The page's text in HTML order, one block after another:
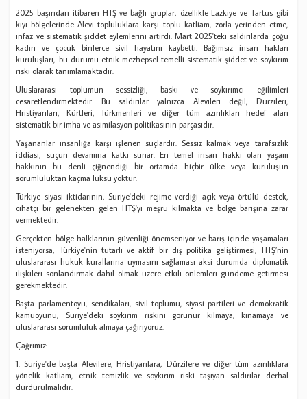
2025 başından itibaren HTŞ ve bağlı gruplar, özellikle Lazkiye ve Tartus gibi
kıyı bölgelerinde Alevi topluluklara karşı toplu katliam, zorla yerinden etme,
infaz ve sistematik şiddet eylemlerini artırdı. Mart 2025'teki saldırılarda çoğu
kadın ve çocuk binlerce sivil hayatını kaybetti. Bağımsız insan hakları
kuruluşları, bu durumu etnik-mezhepsel temelli sistematik şiddet ve soykırım
riski olarak tanımlamaktadır.
Uluslararası toplumun sessizliği, baskı ve soykırımcı eğilimleri
cesaretlendirmektedir. Bu saldırılar yalnızca Alevileri değil; Dürzileri,
Hristiyanları, Kürtleri, Türkmenleri ve diğer tüm azınlıkları hedef alan
sistematik bir imha ve asimilasyon politikasının parçasıdır.
Yaşananlar insanlığa karşı işlenen suçlardır. Sessiz kalmak veya tarafsızlık
iddiası, suçun devamına katkı sunar. En temel insan hakkı olan yaşam
hakkının bu denli çiğnendiği bir ortamda hiçbir ülke veya kuruluşun
sorumluluktan kaçma lüksü yoktur.
Türkiye siyasi iktidarının, Suriye'deki rejime verdiği açık veya örtülü destek,
cihatçı bir gelenekten gelen HTŞ'yi meşru kılmakta ve bölge barışına zarar
vermektedir.
Gerçekten bölge halklarının güvenliği önemseniyor ve barış içinde yaşamaları
isteniyorsa, Türkiye'nin tutarlı ve aktif bir dış politika geliştirmesi, HTŞ’nin
uluslararası hukuk kurallarına uymasını sağlaması aksi durumda diplomatik
ilişkileri sonlandırmak dahil olmak üzere etkili önlemleri gündeme getirmesi
gerekmektedir.
Başta parlamentoyu, sendikaları, sivil toplumu, siyasi partileri ve demokratik
kamuoyunu; Suriye'deki soykırım riskini görünür kılmaya, kınamaya ve
uluslararası sorumluluk almaya çağırıyoruz.
Çağrımız:
1. Suriye'de başta Alevilere, Hristiyanlara, Dürzilere ve diğer tüm azınlıklara
yönelik katliam, etnik temizlik ve soykırım riski taşıyan saldırılar derhal
durdurulmalıdır.